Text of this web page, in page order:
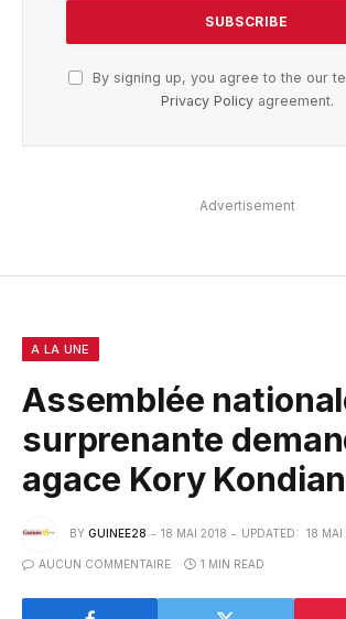
By signing up, you agree to the our
Privacy Policyagreement.
Advertisement
A LA UNE
Assemblée
surprenante
agace Kory
BY GUINEE28 18 MAI 2018 UPDATED: 18 MAI
AUCUN COMMENTAIRE 1 MIN READ